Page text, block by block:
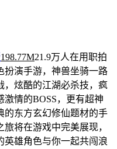
198.77M21.9万人在用职拍
扮演手游，神兽坐骑一路
，炫酷的江湖必杀技，疯
情的BOSS，更有超神
的东方玄幻修仙题材的手
将在游戏中完美展现，
英雄角色与你一起共闯浪